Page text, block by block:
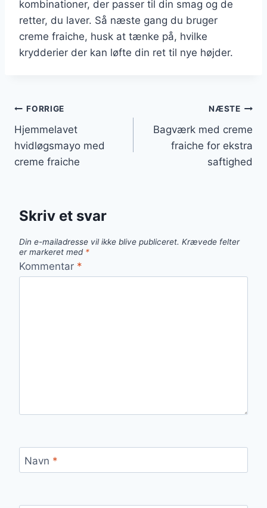
kombinationer, der passer til din smag og de
retter, du laver. Så næste gang du bruger
creme fraiche, husk at tænke på, hvilke
krydderier der kan løfte din ret til nye højder.
Indlægsnavigation
FORRIGE
Hjemmelavet
hvidløgsmayo med
creme fraiche
NÆSTE
Bagværk med creme
fraiche for ekstra
saftighed
Skriv et svar
Din e-mailadresse vil ikke blive publiceret. Krævede felter
er markeret med *
Kommentar *
Navn *